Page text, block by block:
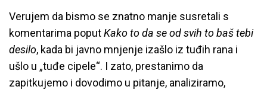
Verujem da bismo se znatno manje susretali s
komentarima poputKako to da se od svih to baš tebi
desilo, kada bi javno mnjenje izašlo iz tuđih rana i
ušlo u „tuđe cipele“. I zato, prestanimo da
zapitkujemo i dovodimo u pitanje, analiziramo,